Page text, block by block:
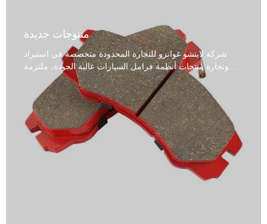
منتوجات جديدة
شركة لايتشو غوانزو للتجارة المحدودة متخصصة في استيراد
وتجارة منتجات أنظمة فرامل السيارات عالية الجودة، ملتزمة
بتوفير حلول فرامل موثوقة وآمنة للعملاء حول العالم. صُممت
وسادات فرامل سيارات الركاب خصيصًا لسيارات الركاب. تتميز
درجة مئوية و700 درجة مئوية، مما يجعلها مناسبة لمجموعة
متنوعة من البيئات القاسية. كما أن قدرتها الممتازة على تبديد
الحرارة تمنع بشكل فعال تدهور أداء الفرامل الناتج عن درجات
الحرارة العالية. تُقلل وسادات الفرامل هذه مسافات التوقف
بشكل كبير، مما يضمن قيادة آمنة. كما أن مستويات الضوضاء
والغبار المنخفضة تُعزز راحة القيادة بشكل كبير. مع قدرة إنتاجية